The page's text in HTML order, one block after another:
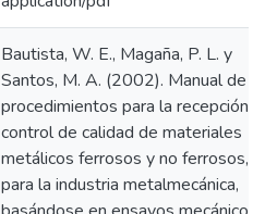
Bautista, W. E., Magaña, P. L. y
Santos, M. A. (2002). Manual de
procedimientos para la recepción y
control de calidad de materiales
metálicos ferrosos y no ferrosos,
para la industria metalmecánica,